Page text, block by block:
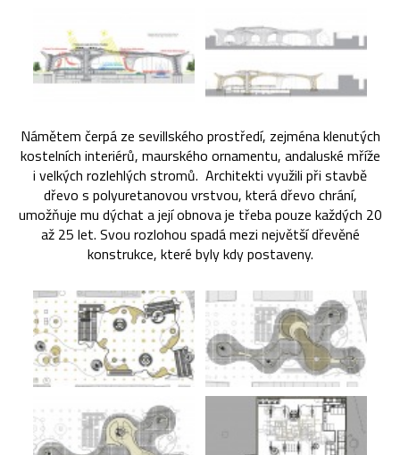
Námětem čerpá ze sevillského prostředí, zejména klenutých
kostelních interiérů, maurského ornamentu, andaluské mříže
i velkých rozlehlých stromů. Architekti využili při stavbě
dřevo s polyuretanovou vrstvou, která dřevo chrání,
umožňuje mu dýchat a její obnova je třeba pouze každých 20
až 25 let. Svou rozlohou spadá mezi největší dřevěné
konstrukce, které byly kdy postaveny.